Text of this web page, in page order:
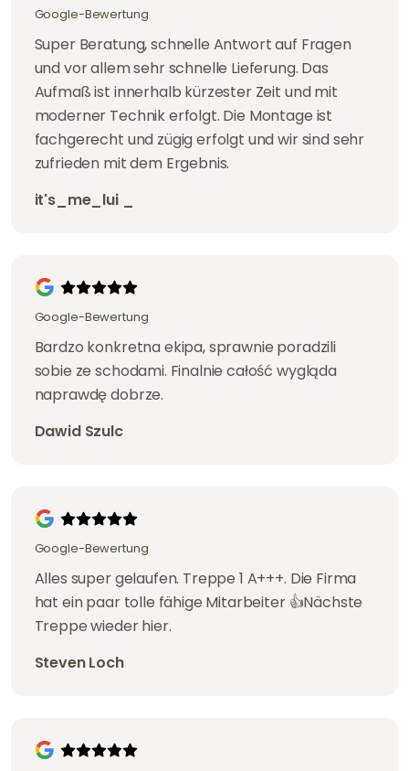
Google-Bewertung
Super Beratung, schnelle Antwort auf Fragen
und vor allem sehr schnelle Lieferung. Das
Aufmaß ist innerhalb kürzester Zeit und mit
moderner Technik erfolgt. Die Montage ist
fachgerecht und zügig erfolgt und wir sind sehr
zufrieden mit dem Ergebnis.
it's_me_lui _
Google-Bewertung
Bardzo konkretna ekipa, sprawnie poradzili
sobie ze schodami. Finalnie całość wygląda
naprawdę dobrze.
Dawid Szulc
Google-Bewertung
Alles super gelaufen. Treppe 1 A+++. Die Firma
hat ein paar tolle fähige Mitarbeiter 👍Nächste
Treppe wieder hier.
Steven Loch